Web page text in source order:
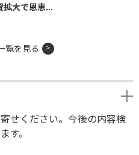
拡大で恩恵...
覧を見る
せください。今後の内容検
す。